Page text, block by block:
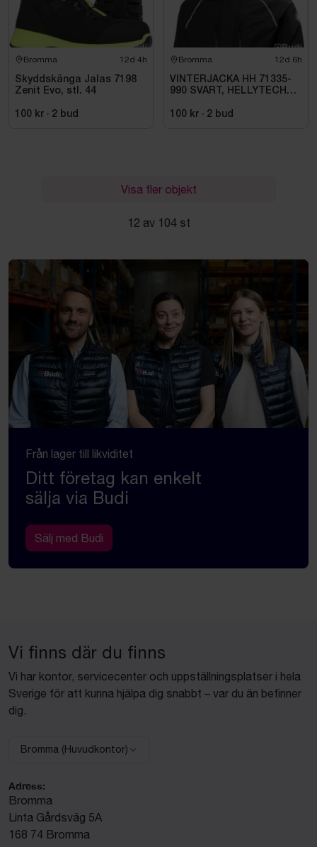
Bromma 12d 4h
Skyddskänga Jalas 7198
Zenit Evo, stl. 44
100 kr · 2 bud
Bromma 12d 6h
VINTERJACKA HH 71335-
990 SVART, HELLYTECH
100 kr · 2 bud
Visa fler objekt
12 av 104 st
Från lager till likviditet
Ditt företag kan enkelt
sälja via Budi
Sälj med Budi
Vi finns där du finns
Vi har kontor, servicecenter och uppställningsplatser i hela
Sverige för att kunna hjälpa dig snabbt – var du än befinner
dig.
Välj anläggning:
Bromma (Huvudkontor)
Adress:
Bromma
Linta Gårdsväg 5A
168 74 Bromma